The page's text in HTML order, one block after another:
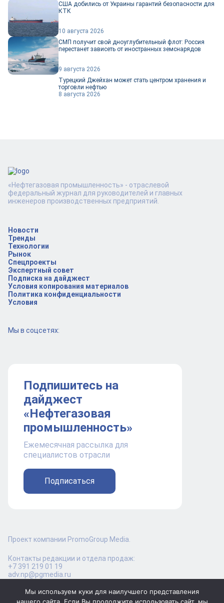
США добились от Украины гарантий безопасности для
КТК
10 августа 2026
СМП получит свой дноуглубительный флот: Россия
перестанет зависеть от иностранных земснарядов
9 августа 2026
Турецкий Джейхан может стать центром хранения и
торговли нефтью
8 августа 2026
Новости
Тренды
Технологии
Рынок
Спецпроекты
Экспертный совет
Подписка на дайджест
Условия копирования материалов
Политика конфиденциальности
Условия
Мы в соцсетях:
Подпишитесь на
дайджест
«Нефтегазовая
промышленность»
Ежемесячная рассылка для
специалистов отрасли
Подписаться
«Нефтегазовая промышленность» - отраслевой
федеральный журнал для руководителей и главных
инженеров производственных предприятий.
Проект компании PromoGroup Media.
Контакты редакции и отдела продаж:
+7 391 219 01 19
adv.np@pgmedia.ru
Мы используем куки для наилучшего представления